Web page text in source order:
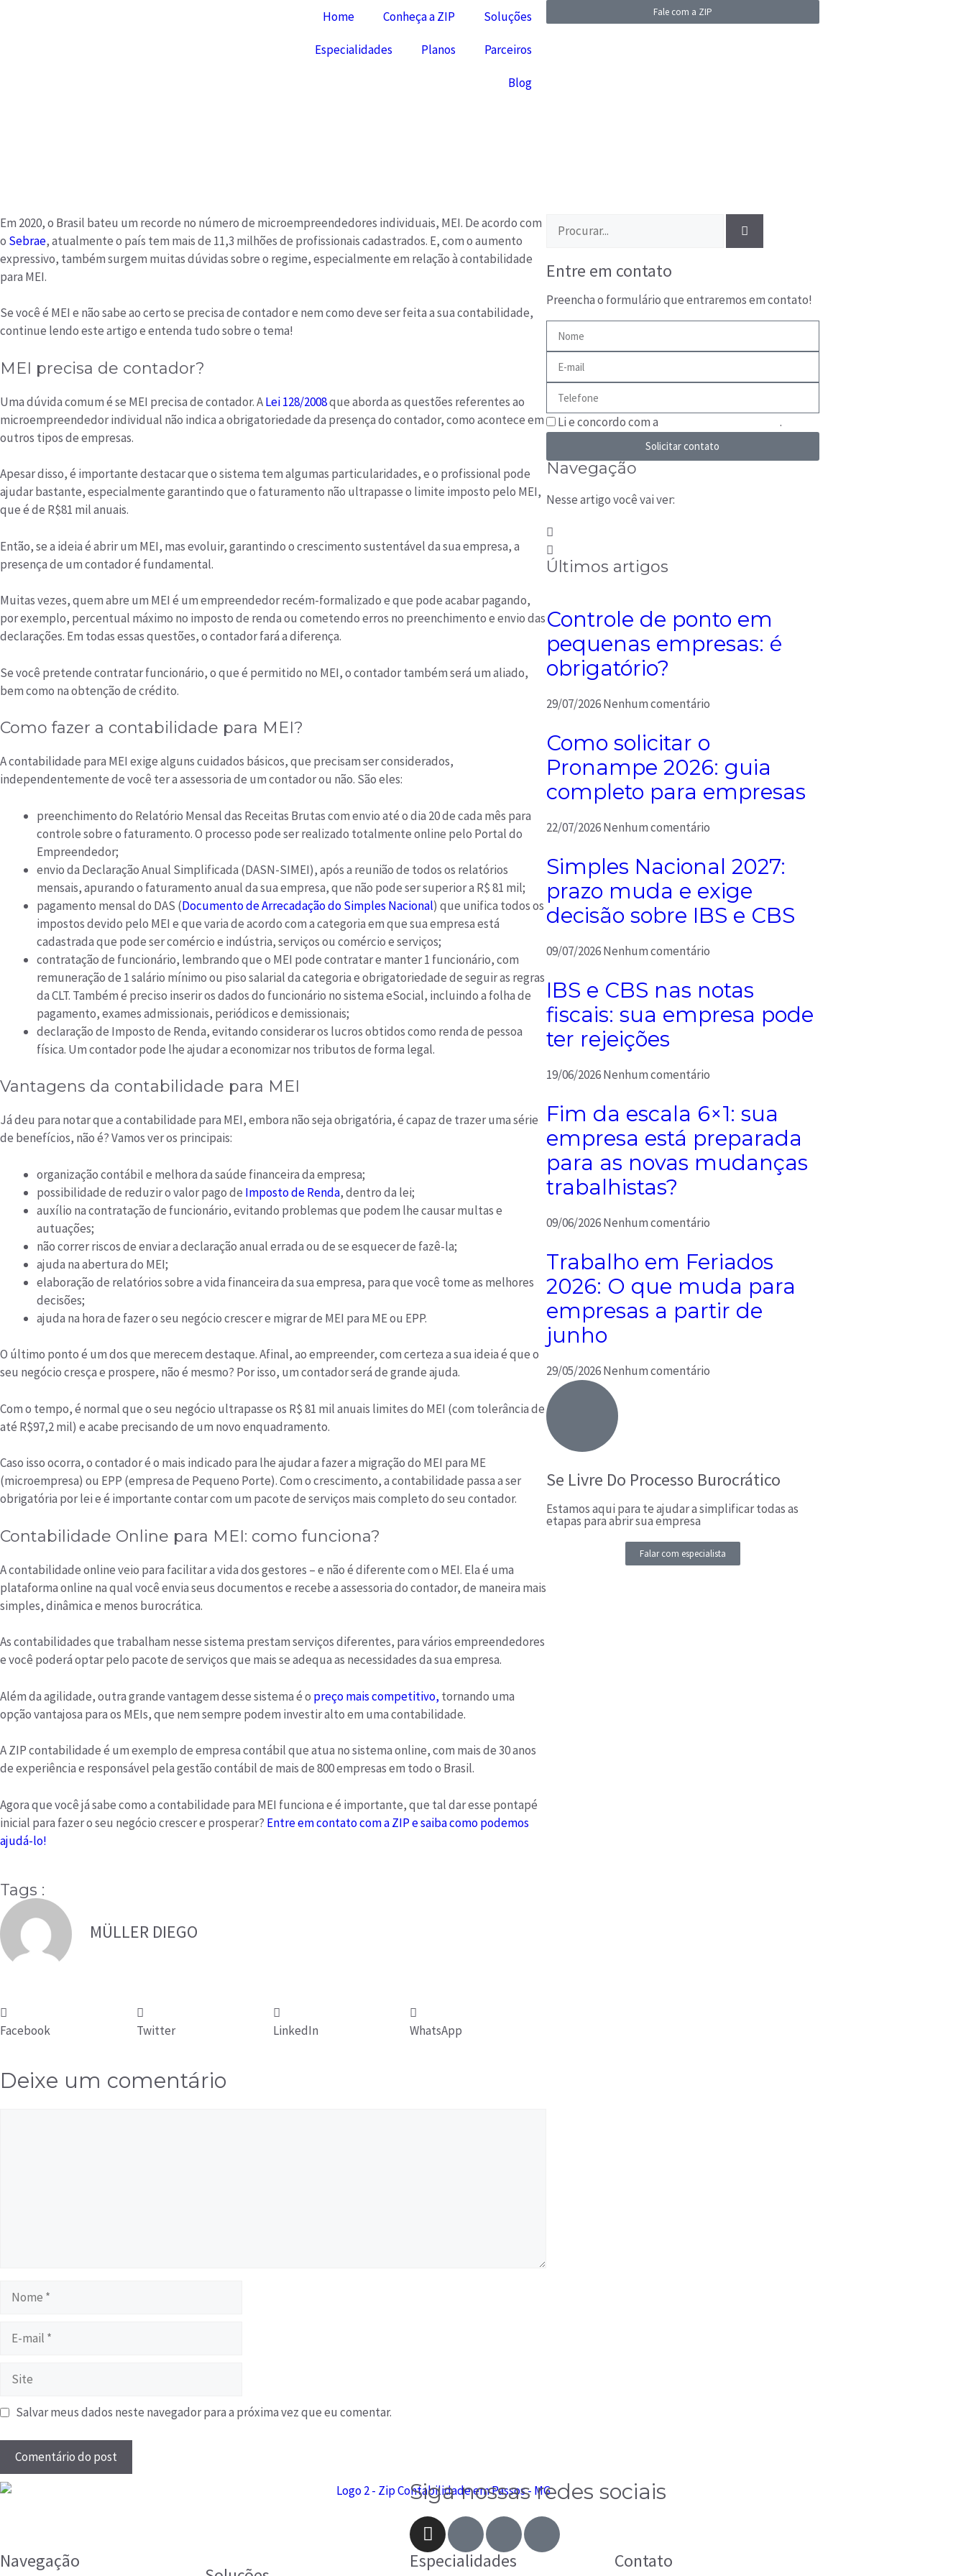
Home Conheça a ZIP Soluções
Especialidades Planos Parceiros
Blog
Fale com a ZIP
Em 2020, o Brasil bateu um recorde no número de microempreendedores individuais, MEI. De acordo com
o Sebrae, atualmente o país tem mais de 11,3 milhões de profissionais cadastrados. E, com o aumento
expressivo, também surgem muitas dúvidas sobre o regime, especialmente em relação à contabilidade
para MEI.
Se você é MEI e não sabe ao certo se precisa de contador e nem como deve ser feita a sua contabilidade,
continue lendo este artigo e entenda tudo sobre o tema!
MEI precisa de contador?
Uma dúvida comum é se MEI precisa de contador. ALei 128/2008que aborda as questões referentes ao
microempreendedor individual não indica a obrigatoriedade da presença do contador, como acontece em
outros tipos de empresas.
Apesar disso, é importante destacar que o sistema tem algumas particularidades, e o profissional pode
ajudar bastante, especialmente garantindo que o faturamento não ultrapasse o limite imposto pelo MEI,
que é de R$81 mil anuais.
Então, se a ideia é abrir um MEI, mas evoluir, garantindo o crescimento sustentável da sua empresa, a
presença de um contador é fundamental.
Muitas vezes, quem abre um MEI é um empreendedor recém-formalizado e que pode acabar pagando,
por exemplo, percentual máximo no imposto de renda ou cometendo erros no preenchimento e envio das
declarações. Em todas essas questões, o contador fará a diferença.
Se você pretende contratar funcionário, o que é permitido no MEI, o contador também será um aliado,
bem como na obtenção de crédito.
Como fazer a contabilidade para MEI?
A contabilidade para MEI exige alguns cuidados básicos, que precisam ser considerados,
independentemente de você ter a assessoria de um contador ou não. São eles:
preenchimento do Relatório Mensal das Receitas Brutas com envio até o dia 20 de cada mês para
controle sobre o faturamento. O processo pode ser realizado totalmente online pelo Portal do
Empreendedor;
envio da Declaração Anual Simplificada (DASN-SIMEI), após a reunião de todos os relatórios
mensais, apurando o faturamento anual da sua empresa, que não pode ser superior a R$ 81 mil;
pagamento mensal do DAS (Documento de Arrecadação do Simples Nacional) que unifica todos os
impostos devido pelo MEI e que varia de acordo com a categoria em que sua empresa está
cadastrada que pode ser comércio e indústria, serviços ou comércio e serviços;
contratação de funcionário, lembrando que o MEI pode contratar e manter 1 funcionário, com
remuneração de 1 salário mínimo ou piso salarial da categoria e obrigatoriedade de seguir as regras
da CLT. Também é preciso inserir os dados do funcionário no sistema eSocial, incluindo a folha de
pagamento, exames admissionais, periódicos e demissionais;
declaração de Imposto de Renda, evitando considerar os lucros obtidos como renda de pessoa
física. Um contador pode lhe ajudar a economizar nos tributos de forma legal.
Vantagens da contabilidade para MEI
Já deu para notar que a contabilidade para MEI, embora não seja obrigatória, é capaz de trazer uma série
de benefícios, não é? Vamos ver os principais:
organização contábil e melhora da saúde financeira da empresa;
possibilidade de reduzir o valor pago de Imposto de Renda, dentro da lei;
auxílio na contratação de funcionário, evitando problemas que podem lhe causar multas e
autuações;
não correr riscos de enviar a declaração anual errada ou de se esquecer de fazê-la;
ajuda na abertura do MEI;
elaboração de relatórios sobre a vida financeira da sua empresa, para que você tome as melhores
decisões;
ajuda na hora de fazer o seu negócio crescer e migrar de MEI para ME ou EPP.
O último ponto é um dos que merecem destaque. Afinal, ao empreender, com certeza a sua ideia é que o
seu negócio cresça e prospere, não é mesmo? Por isso, um contador será de grande ajuda.
Com o tempo, é normal que o seu negócio ultrapasse os R$ 81 mil anuais limites do MEI (com tolerância de
até R$97,2 mil) e acabe precisando de um novo enquadramento.
Caso isso ocorra, o contador é o mais indicado para lhe ajudar a fazer a migração do MEI para ME
(microempresa) ou EPP (empresa de Pequeno Porte). Com o crescimento, a contabilidade passa a ser
obrigatória por lei e é importante contar com um pacote de serviços mais completo do seu contador.
Contabilidade Online para MEI: como funciona?
A contabilidade online veio para facilitar a vida dos gestores – e não é diferente com o MEI. Ela é uma
plataforma online na qual você envia seus documentos e recebe a assessoria do contador, de maneira mais
simples, dinâmica e menos burocrática.
As contabilidades que trabalham nesse sistema prestam serviços diferentes, para vários empreendedores
e você poderá optar pelo pacote de serviços que mais se adequa as necessidades da sua empresa.
Além da agilidade, outra grande vantagem desse sistema é o preço mais competitivo, tornando uma
opção vantajosa para os MEIs, que nem sempre podem investir alto em uma contabilidade.
A ZIP contabilidade é um exemplo de empresa contábil que atua no sistema online, com mais de 30 anos
de experiência e responsável pela gestão contábil de mais de 800 empresas em todo o Brasil.
Agora que você já sabe como a contabilidade para MEI funciona e é importante, que tal dar esse pontapé
inicial para fazer o seu negócio crescer e prosperar? Entre em contato com a ZIP e saiba como podemos
ajudá-lo!
Tags :
MÜLLER DIEGO
Facebook Twitter LinkedIn WhatsApp
Deixe um comentário
Salvar meus dados neste navegador para a próxima vez que eu comentar.
Entre em contato
Preencha o formulário que entraremos em contato!
Li e concordo com a .
Solicitar contato
Navegação
Nesse artigo você vai ver:
Últimos artigos
Controle de ponto em
pequenas empresas: é
obrigatório?
29/07/2026Nenhum comentário
Como solicitar o
Pronampe 2026: guia
completo para empresas
22/07/2026Nenhum comentário
Simples Nacional 2027:
prazo muda e exige
decisão sobre IBS e CBS
09/07/2026Nenhum comentário
IBS e CBS nas notas
fiscais: sua empresa pode
ter rejeições
19/06/2026Nenhum comentário
Fim da escala 6×1: sua
empresa está preparada
para as novas mudanças
trabalhistas?
09/06/2026Nenhum comentário
Trabalho em Feriados
2026: O que muda para
empresas a partir de
junho
29/05/2026Nenhum comentário
Se Livre Do Processo Burocrático
Estamos aqui para te ajudar a simplificar todas as
etapas para abrir sua empresa
Falar com especialista
Siga nossas redes sociais
Navegação Especialidades Contato